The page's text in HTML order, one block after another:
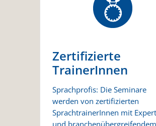
Zertifizierte
TrainerInnen
Sprachprofis: Die Seminare
werden von zertifizierten
SprachtrainerInnen mit